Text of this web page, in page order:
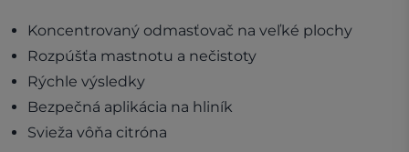
Koncentrovaný odmasťovač na veľké plochy
Rozpúšťa mastnotu a nečistoty
Rýchle výsledky
Bezpečná aplikácia na hliník
Svieža vôňa citróna